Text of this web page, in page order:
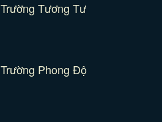
Trường Tương Tư
Trường Phong Độ